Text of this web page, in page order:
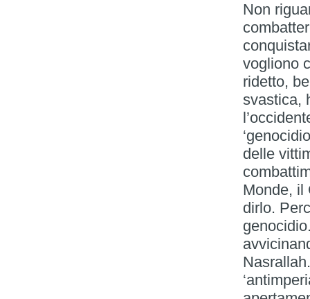
Non
vogliono
ridetto,
svastica,
delle
Monde, il
dirlo.